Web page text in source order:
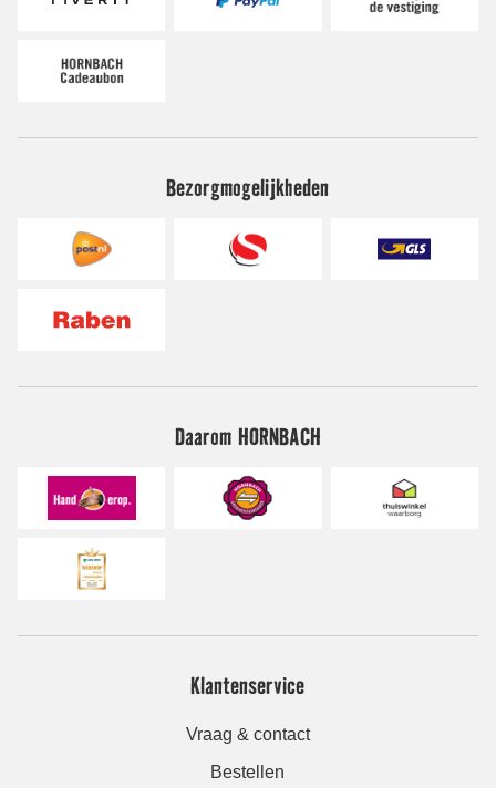
Bezorgmogelijkheden
Daarom HORNBACH
Klantenservice
Vraag & contact
Bestellen